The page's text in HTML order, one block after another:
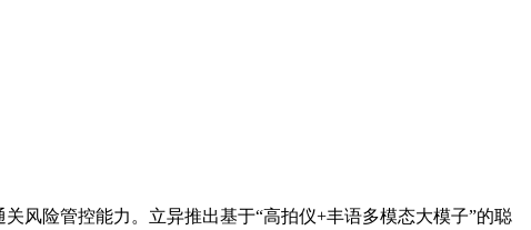
险管控能力。立异推出基于“高拍仪+丰语多模态大模子”的聪